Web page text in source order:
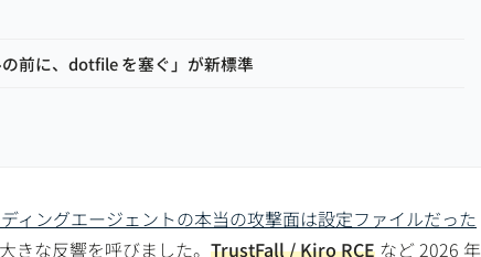
前に、dotfile を塞ぐ」が新標準
ィングエージェントの本当の攻撃面は設定ファイルだった
きな反響を呼びました。 TrustFall / Kiro RCE など 2026 年